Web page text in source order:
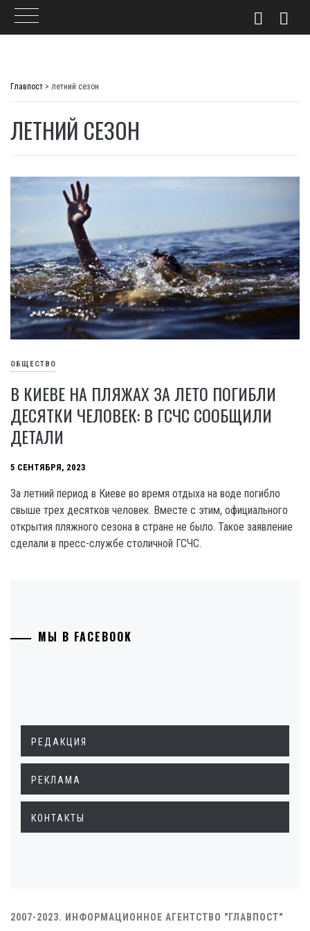
Главпост > летний сезон
ЛЕТНИЙ СЕЗОН
ОБЩЕСТВО
В КИЕВЕ НА ПЛЯЖАХ ЗА ЛЕТО ПОГИБЛИ
ДЕСЯТКИ ЧЕЛОВЕК: В ГСЧС СООБЩИЛИ
ДЕТАЛИ
5 СЕНТЯБРЯ, 2023
За летний период в Киеве во время отдыха на воде погибло
свыше трех десятков человек. Вместе с этим, официального
открытия пляжного сезона в стране не было. Такое заявление
сделали в пресс-службе столичной ГСЧС.
МЫ В FACEBOOK
РЕДАКЦИЯ
РЕКЛАМА
КОНТАКТЫ
2007-2023. ИНФОРМАЦИОННОЕ АГЕНТСТВО "ГЛАВПОСТ"